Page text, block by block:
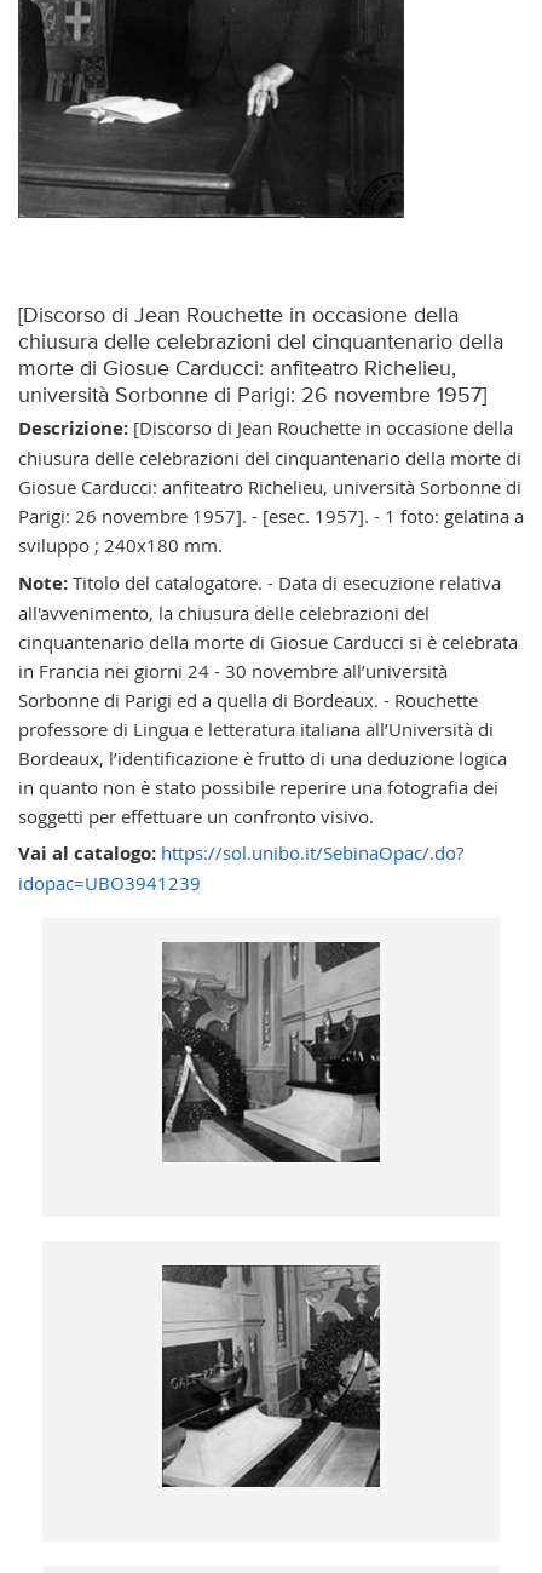
[Discorso di Jean Rouchette in occasione della
chiusura delle celebrazioni del cinquantenario della
morte di Giosue Carducci: anfiteatro Richelieu,
università Sorbonne di Parigi: 26 novembre 1957]
Descrizione:[Discorso di Jean Rouchette in occasione della
chiusura delle celebrazioni del cinquantenario della morte di
Giosue Carducci: anfiteatro Richelieu, università Sorbonne di
Parigi: 26 novembre 1957]. - [esec. 1957]. - 1 foto: gelatina a
sviluppo ; 240x180 mm.
Note:Titolo del catalogatore. - Data di esecuzione relativa
all'avvenimento, la chiusura delle celebrazioni del
cinquantenario della morte di Giosue Carducci si è celebrata
in Francia nei giorni 24 - 30 novembre all’università
Sorbonne di Parigi ed a quella di Bordeaux. - Rouchette
professore di Lingua e letteratura italiana all’Università di
Bordeaux, l’identificazione è frutto di una deduzione logica
in quanto non è stato possibile reperire una fotografia dei
soggetti per effettuare un confronto visivo.
Vai al catalogo: https://sol.unibo.it/SebinaOpac/.do?
idopac=UBO3941239